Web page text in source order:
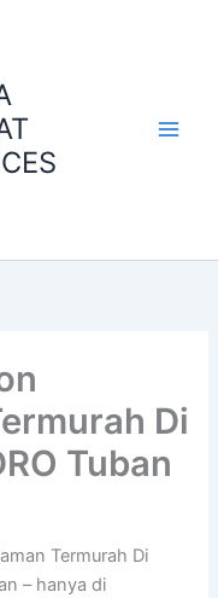
Di
Tuban
Termurah Di
– hanya di